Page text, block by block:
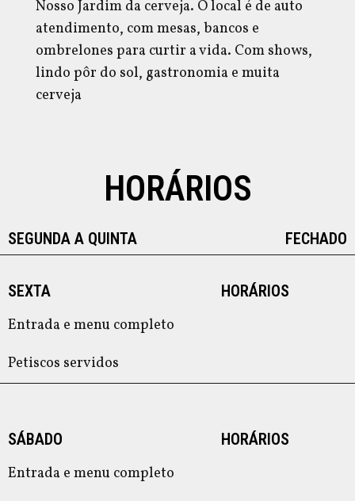
Nosso Jardim da cerveja. O local é de auto
atendimento, com mesas, bancos e
ombrelones para curtir a vida. Com shows,
lindo pôr do sol, gastronomia e muita
cerveja
HORÁRIOS
SEGUNDA A QUINTA FECHADO
SEXTA
Entrada e menu completo
Petiscos servidos
HORÁRIOS
SÁBADO
Entrada e menu completo
HORÁRIOS